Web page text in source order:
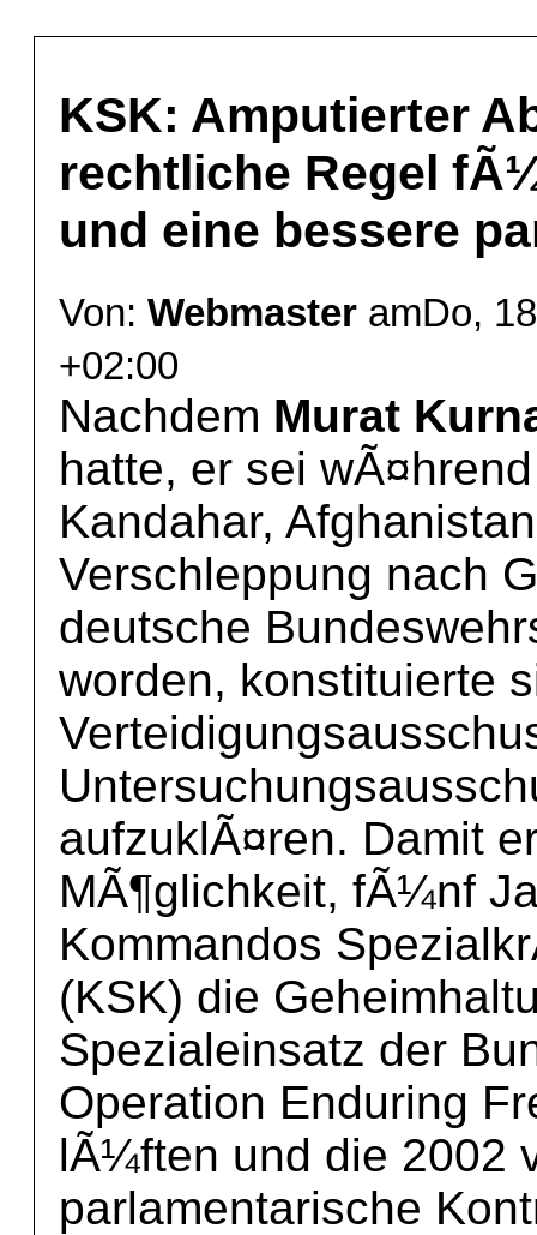
KSK: Amputierter
rechtliche Regel
und eine bessere
Von: Webmaster amDo,
+02:00
Nachdem Murat
hatte, er sei
Kandahar,
Verschleppung nach
deutsche
worden, konstituierte
aufzuklÃ¤ren. Damit
MÃ¶glichkeit, fÃ¼nf
Kommandos
(KSK) die
Spezialeinsatz der
Operation Enduring
lÃ¼ften und die 2002
parlamentarische